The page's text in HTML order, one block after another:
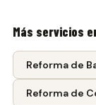
Más servicios
Reforma de
Reforma de